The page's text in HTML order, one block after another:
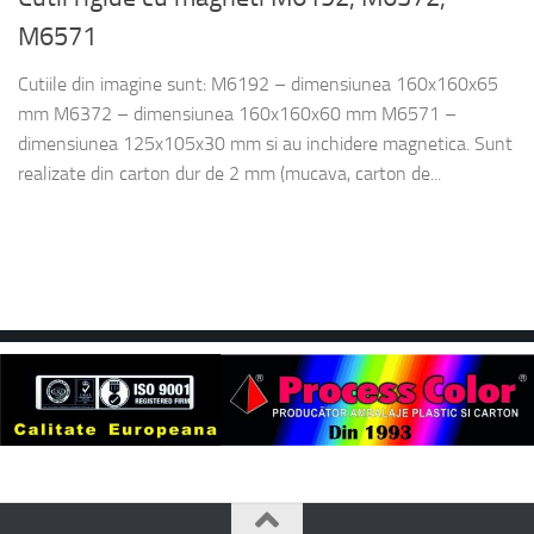
M6571
Cutiile din imagine sunt: M6192 – dimensiunea 160x160x65
mm M6372 – dimensiunea 160x160x60 mm M6571 –
dimensiunea 125x105x30 mm si au inchidere magnetica. Sunt
realizate din carton dur de 2 mm (mucava, carton de...